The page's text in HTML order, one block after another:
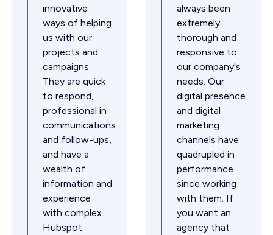
innovative
ways of helping
us with our
projects and
campaigns.
They are quick
to respond,
professional in
communications
and follow-ups,
and have a
wealth of
information and
experience
with complex
Hubspot
always been
extremely
thorough and
responsive to
our company's
needs. Our
digital presence
and digital
marketing
channels have
quadrupled in
performance
since working
with them. If
you want an
agency that